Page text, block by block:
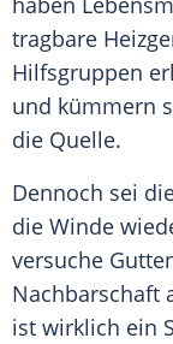
tragbare
Hilfsgruppen
und kümmern
die Quelle.
Dennoch sei
die Winde
versuche
Nachbarschaft
ist wirklich ein